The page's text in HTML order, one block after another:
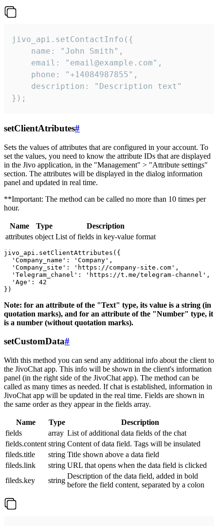
jivo_api.setContactInfo({
    name: "John Smith",
    email: "email@example.com",
    phone: "+14084987855",
    description: "Description text"
});
setClientAtributes#
Sets the values ​​of attributes that are configured in your account. To
set the values, you need to know the attribute IDs that are displayed
in the Jivo application, in the "Management" > "Attribute settings"
section. The attributes will be displayed in the dialog information
panel and updated in real time.
**Important: The method can be called no more than 10 times per
hour.
Name Type
Description
attributes object List of fields in key-value format
jivo_api.setClientAttributes({
  'Company_name': 'Company',
  'Company_site': 'https://company-site.com',
  'Telegram_chanel': 'https://t.me/telegram-channel',
  'Age': 42
Note: for an attribute of the "Text" type, its value is a string (in
quotation marks), and for an attribute of the "Number" type, it
is a number (without quotation marks).
setCustomData#
With this method you can send any additional info about the client to
the JivoChat app. This info will be shown in the client's information
panel (in the right side of the JivoChat app). The method can be
called as many times as needed. If chat is established, information in
JivoChat app will be updated in the real time. Fields are shown in
the same order as they appear in the fields array.
Name Type
Description
fields
array List of additional data fields of the chat
fields.content string Content of data field. Tags will be insulated
fileds.title
string Title shown above a data field
fileds.link
string URL that opens when the data field is clicked
fileds.key
string
Description of the data field, added in bold
before the field content, separated by a colon